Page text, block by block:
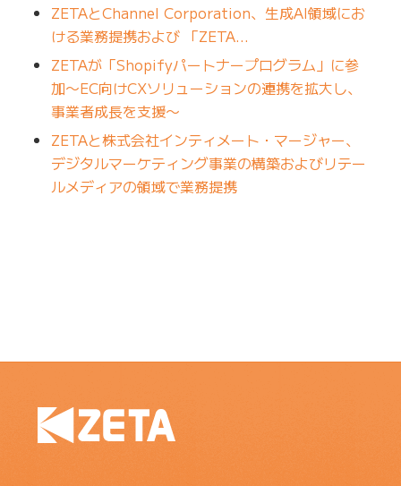
ZETAとChannel Corporation、生成AI領域にお
ける業務提携および 「ZETA…
ZETAが「Shopifyパートナープログラム」に参
加〜EC向けCXソリューションの連携を拡大し、
事業者成長を支援〜
ZETAと株式会社インティメート・マージャー、
デジタルマーケティング事業の構築およびリテー
ルメディアの領域で業務提携